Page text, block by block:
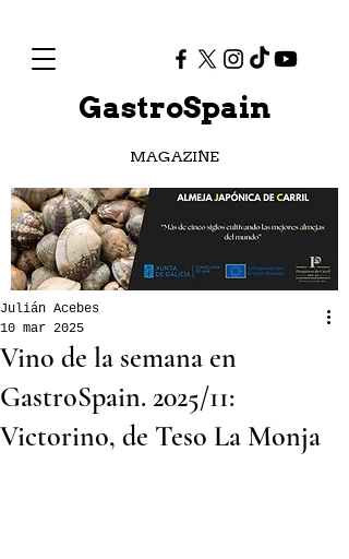
GastroSpain
MAGAZINE
Vino de la semana en
GastroSpain. 2025/11:
Victorino, de Teso La Monja
Julián Acebes
10 mar 2025